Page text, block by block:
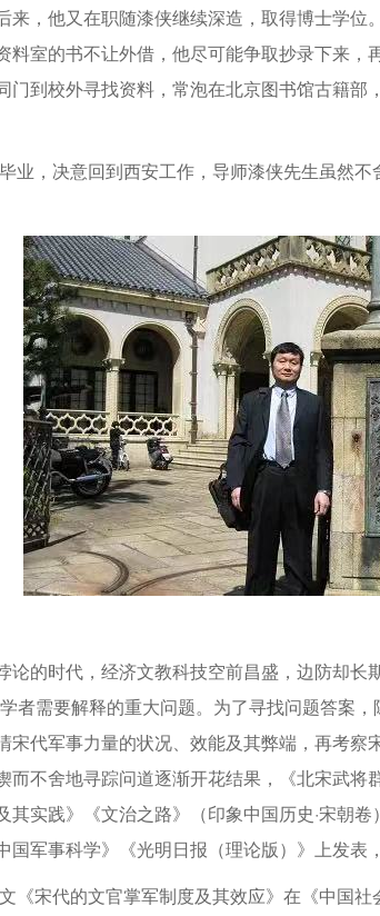
来，他又在职随漆侠继续深造，取得博士学
料室的书不让外借，他尽可能争取抄录下来
门到校外寻找资料，常泡在北京图书馆古籍
业，决意回到西安工作，导师漆侠先生虽然
论的时代，经济文教科技空前昌盛，边防却长
者需要解释的重大问题。为了寻找问题答案
宋代军事力量的状况、效能及其弊端，再考
而不舍地寻踪问道逐渐开花结果，《北宋武
其实践》《文治之路》（印象中国历史·宋朝
国军事科学》《光明日报（理论版）》上发表
《宋代的文官掌军制度及其效应》在《中国